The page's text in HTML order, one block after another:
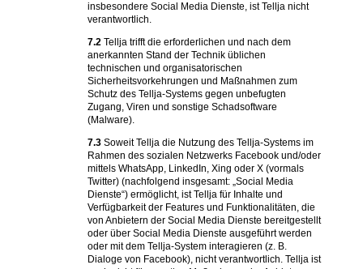
insbesondere Social Media Dienste, ist Tellja nicht
verantwortlich.
7.2 Tellja trifft die erforderlichen und nach dem
anerkannten Stand der Technik üblichen
technischen und organisatorischen
Sicherheitsvorkehrungen und Maßnahmen zum
Schutz des Tellja-Systems gegen unbefugten
Zugang, Viren und sonstige Schadsoftware
(Malware).
7.3 Soweit Tellja die Nutzung des Tellja-Systems im
Rahmen des sozialen Netzwerks Facebook und/oder
mittels WhatsApp, LinkedIn, Xing oder X (vormals
Twitter) (nachfolgend insgesamt: „Social Media
Dienste“) ermöglicht, ist Tellja für Inhalte und
Verfügbarkeit der Features und Funktionalitäten, die
von Anbietern der Social Media Dienste bereitgestellt
oder über Social Media Dienste ausgeführt werden
oder mit dem Tellja-System interagieren (z. B.
Dialoge von Facebook), nicht verantwortlich. Tellja ist